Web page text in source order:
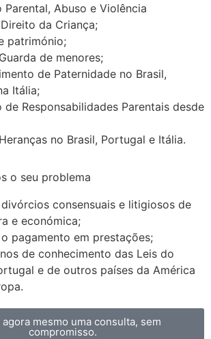
Parental, Abuso e Violência
da Criança;
património;
de menores;
de Paternidade no Brasil,
Itália;
de Responsabilidades Parentais desde
no Brasil, Portugal e Itália.
o seu problema
divórcios consensuais e litigiosos de
e económica;
pagamento em prestações;
de conhecimento das Leis do
e de outros países da América
mesmo uma consulta, sem
compromisso.